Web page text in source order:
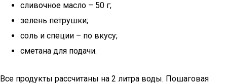
сливочное масло – 50 г;
зелень петрушки;
соль и специи – по вкусу;
сметана для подачи.
Все продукты рассчитаны на 2 литра воды. Пошаговая